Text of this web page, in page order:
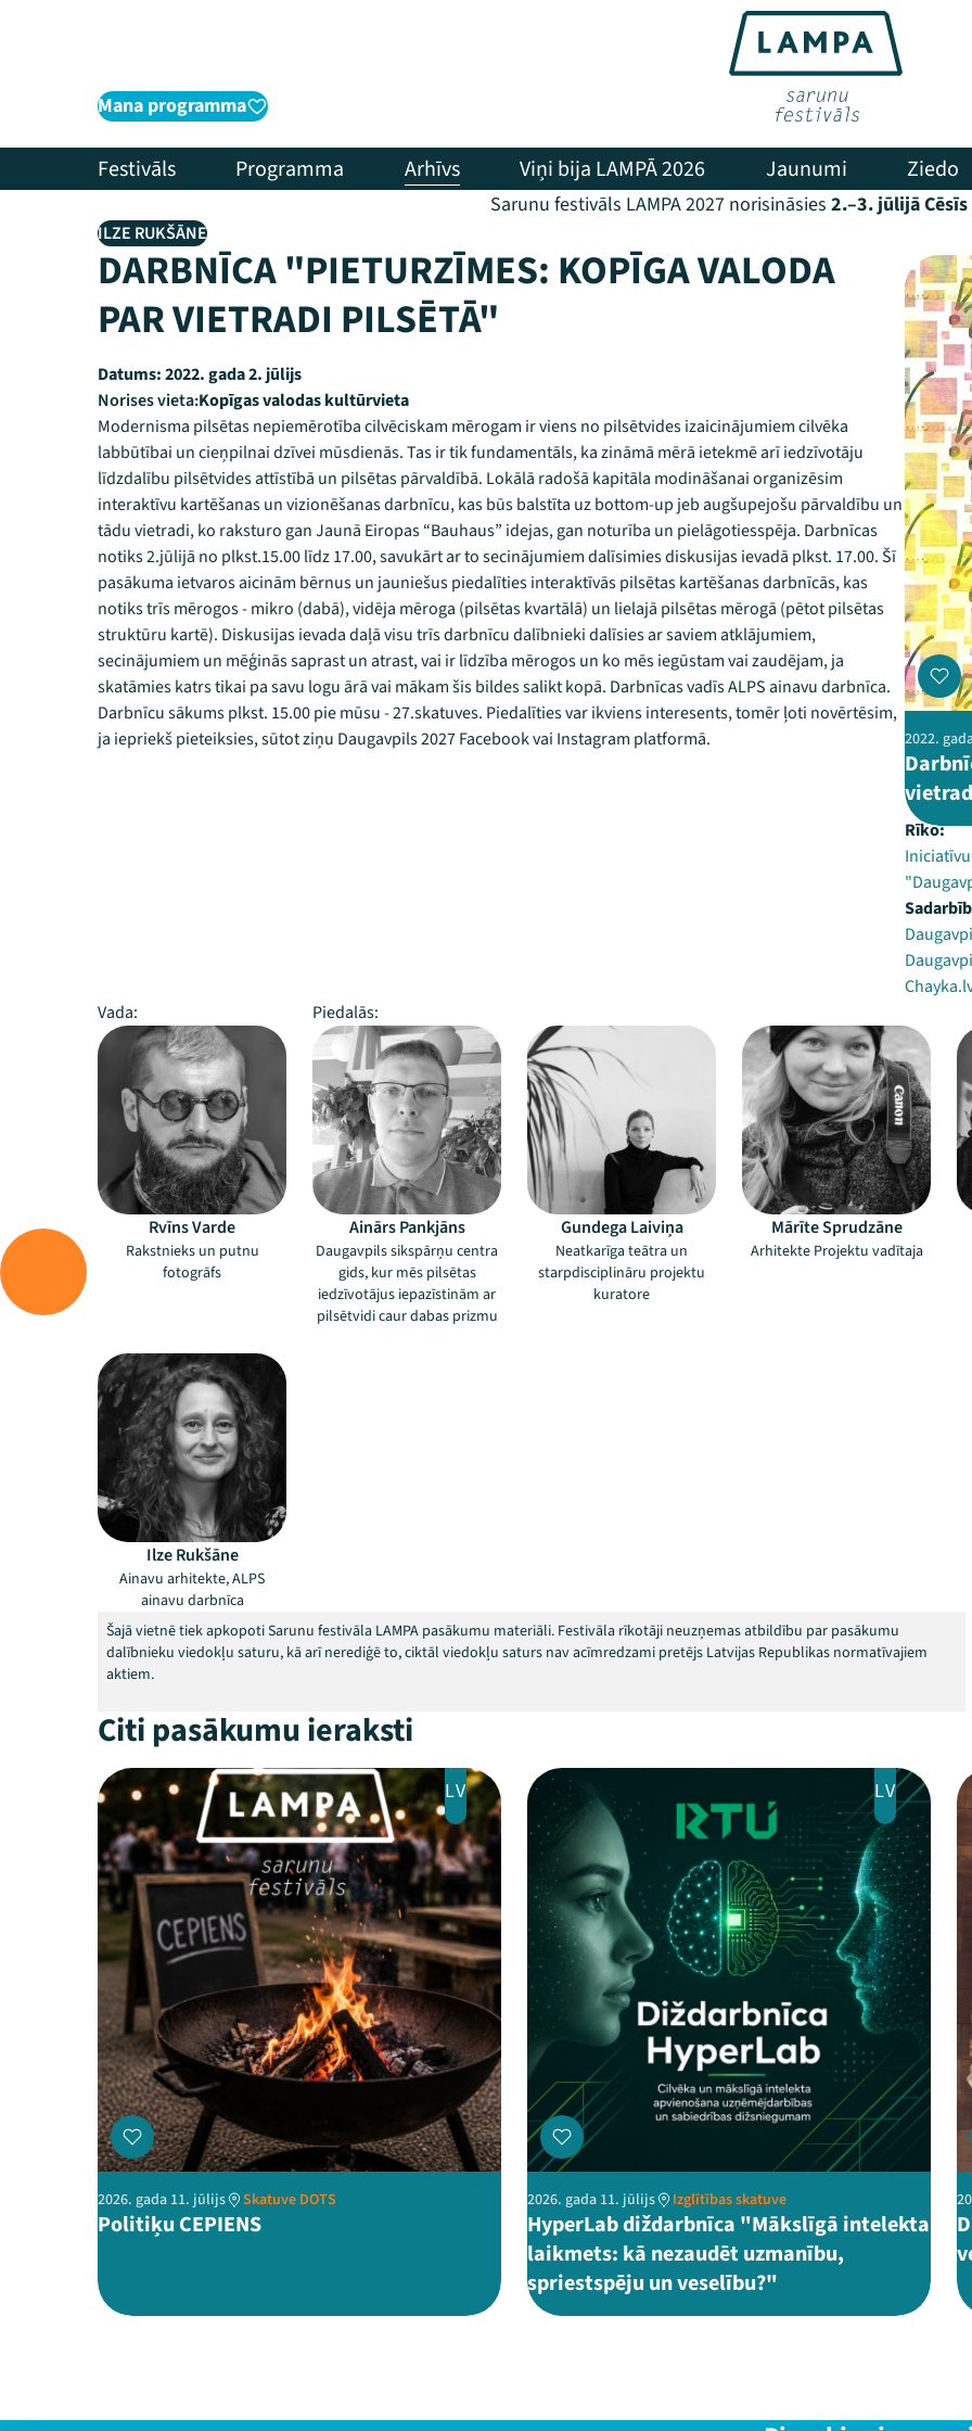
Mana programma
Festivāls Programma Arhīvs Viņi bija LAMPĀ 2026 Jaunumi Ziedo
Sarunu festivāls LAMPA 2027 norisināsies 2.–3. jūlijā Cēsīs
ILZE RUKŠĀNE
DARBNĪCA "PIETURZĪMES: KOPĪGA VALODA
PAR VIETRADI PILSĒTĀ"
Datums:2022. gada 2. jūlijs
Norises vieta:Kopīgas valodas kultūrvieta
Modernisma pilsētas nepiemērotība cilvēciskam mērogam ir viens no pilsētvides izaicinājumiem cilvēka
labbūtībai un cieņpilnai dzīvei mūsdienās. Tas ir tik fundamentāls, ka zināmā mērā ietekmē arī iedzīvotāju
līdzdalību pilsētvides attīstībā un pilsētas pārvaldībā. Lokālā radošā kapitāla modināšanai organizēsim
interaktīvu kartēšanas un vizionēšanas darbnīcu, kas būs balstīta uz bottom-up jeb augšupejošu pārvaldību un
tādu vietradi, ko raksturo gan Jaunā Eiropas “Bauhaus” idejas, gan noturība un pielāgotiesspēja. Darbnīcas
notiks 2.jūlijā no plkst.15.00 līdz 17.00, savukārt ar to secinājumiem dalīsimies diskusijas ievadā plkst. 17.00. Šī
pasākuma ietvaros aicinām bērnus un jauniešus piedalīties interaktīvās pilsētas kartēšanas darbnīcās, kas
notiks trīs mērogos - mikro (dabā), vidēja mēroga (pilsētas kvartālā) un lielajā pilsētas mērogā (pētot pilsētas
struktūru kartē). Diskusijas ievada daļā visu trīs darbnīcu dalībnieki dalīsies ar saviem atklājumiem,
secinājumiem un mēģinās saprast un atrast, vai ir līdzība mērogos un ko mēs iegūstam vai zaudējam, ja
skatāmies katrs tikai pa savu logu ārā vai mākam šis bildes salikt kopā. Darbnīcas vadīs ALPS ainavu darbnīca.
Darbnīcu sākums plkst. 15.00 pie mūsu - 27.skatuves. Piedalīties var ikviens interesents, tomēr ļoti novērtēsim,
ja iepriekš pieteiksies, sūtot ziņu Daugavpils 2027 Facebook vai Instagram platformā.
2022.
Rīko:
Vada:
Piedalās:
Rvīns Varde
Rakstnieks un putnu
fotogrāfs
Ainārs Pankjāns
Daugavpils sikspārņu centra
gids, kur mēs pilsētas
iedzīvotājus iepazīstinām ar
pilsētvidi caur dabas prizmu
Gundega Laiviņa
Neatkarīga teātra un
starpdisciplināru projektu
kuratore
Mārīte Sprudzāne
Arhitekte Projektu vadītaja
Ilze Rukšāne
Ainavu arhitekte, ALPS
ainavu darbnīca
Šajā vietnē tiek apkopoti Sarunu festivāla LAMPA pasākumu materiāli. Festivāla rīkotāji neuzņemas atbildību par pasākumu
dalībnieku viedokļu saturu, kā arī nerediģē to, ciktāl viedokļu saturs nav acīmredzami pretējs Latvijas Republikas normatīvajiem
aktiem.
Citi pasākumu ieraksti
LV
2026. gada 11. jūlijs Skatuve DOTS
Politiķu CEPIENS
LV
2026. gada 11. jūlijs Izglītības skatuve
HyperLab diždarbnīca "Mākslīgā intelekta
laikmets: kā nezaudēt uzmanību,
spriestspēju un veselību?"